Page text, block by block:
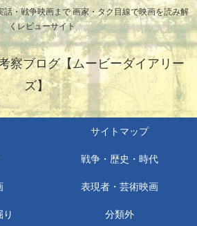
・戦争映画まで 画家・タク目線で映画を読み解
くレビューサイト
察ブログ【ムービーダイアリー
ズ】
サイトマップ
戦争・歴史・時代
表現者・芸術映画
分類外